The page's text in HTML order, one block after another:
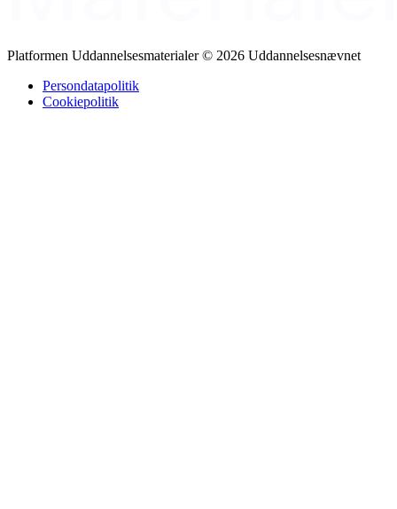
Platformen Uddannelsesmaterialer © 2026 Uddannelsesnævnet
Persondatapolitik
Cookiepolitik